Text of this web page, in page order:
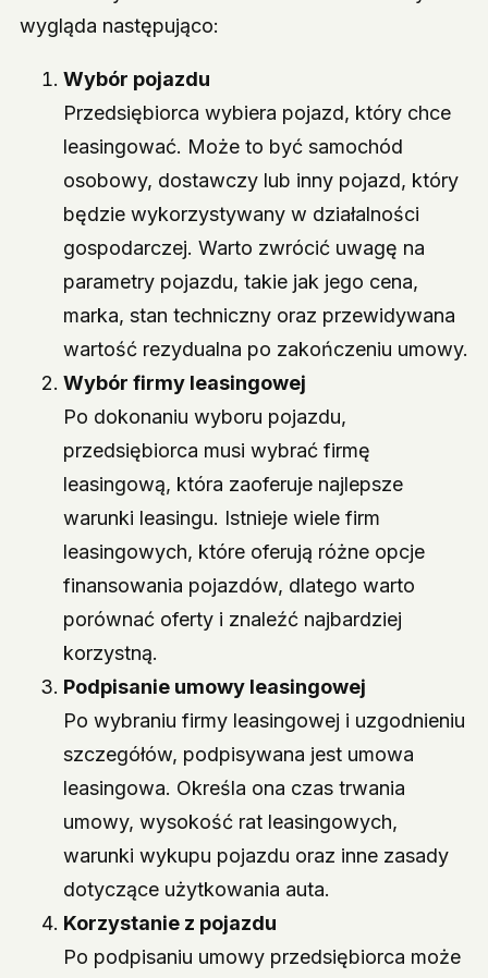
wygląda następująco:
Wybór pojazdu
Przedsiębiorca wybiera pojazd, który chce
leasingować. Może to być samochód
osobowy, dostawczy lub inny pojazd, który
będzie wykorzystywany w działalności
gospodarczej. Warto zwrócić uwagę na
parametry pojazdu, takie jak jego cena,
marka, stan techniczny oraz przewidywana
wartość rezydualna po zakończeniu umowy.
Wybór firmy leasingowej
Po dokonaniu wyboru pojazdu,
przedsiębiorca musi wybrać firmę
leasingową, która zaoferuje najlepsze
warunki leasingu. Istnieje wiele firm
leasingowych, które oferują różne opcje
finansowania pojazdów, dlatego warto
porównać oferty i znaleźć najbardziej
korzystną.
Podpisanie umowy leasingowej
Po wybraniu firmy leasingowej i uzgodnieniu
szczegółów, podpisywana jest umowa
leasingowa. Określa ona czas trwania
umowy, wysokość rat leasingowych,
warunki wykupu pojazdu oraz inne zasady
dotyczące użytkowania auta.
Korzystanie z pojazdu
Po podpisaniu umowy przedsiębiorca może